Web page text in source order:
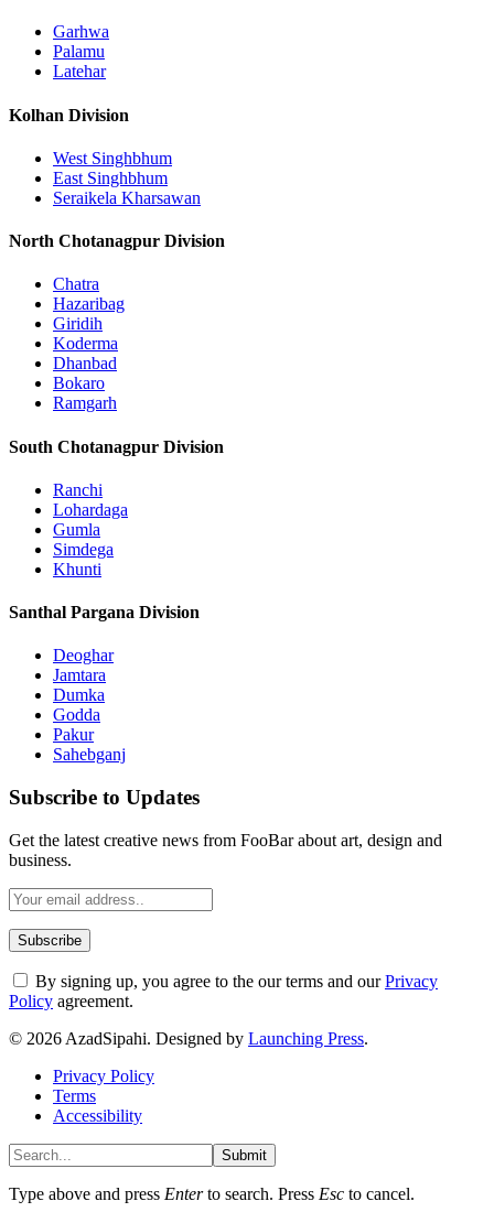
Garhwa
Palamu
Latehar
Kolhan Division
West Singhbhum
East Singhbhum
Seraikela Kharsawan
North Chotanagpur Division
Chatra
Hazaribag
Giridih
Koderma
Dhanbad
Bokaro
Ramgarh
South Chotanagpur Division
Ranchi
Lohardaga
Gumla
Simdega
Khunti
Santhal Pargana Division
Deoghar
Jamtara
Dumka
Godda
Pakur
Sahebganj
Subscribe to Updates
Get the latest creative news from FooBar about art, design and
business.
By signing up, you agree to the our terms and ourPrivacy
Policy agreement.
© 2026 AzadSipahi. Designed by Launching Press.
Privacy Policy
Terms
Accessibility
Submit
Type above and press Enterto search. Press Esc to cancel.